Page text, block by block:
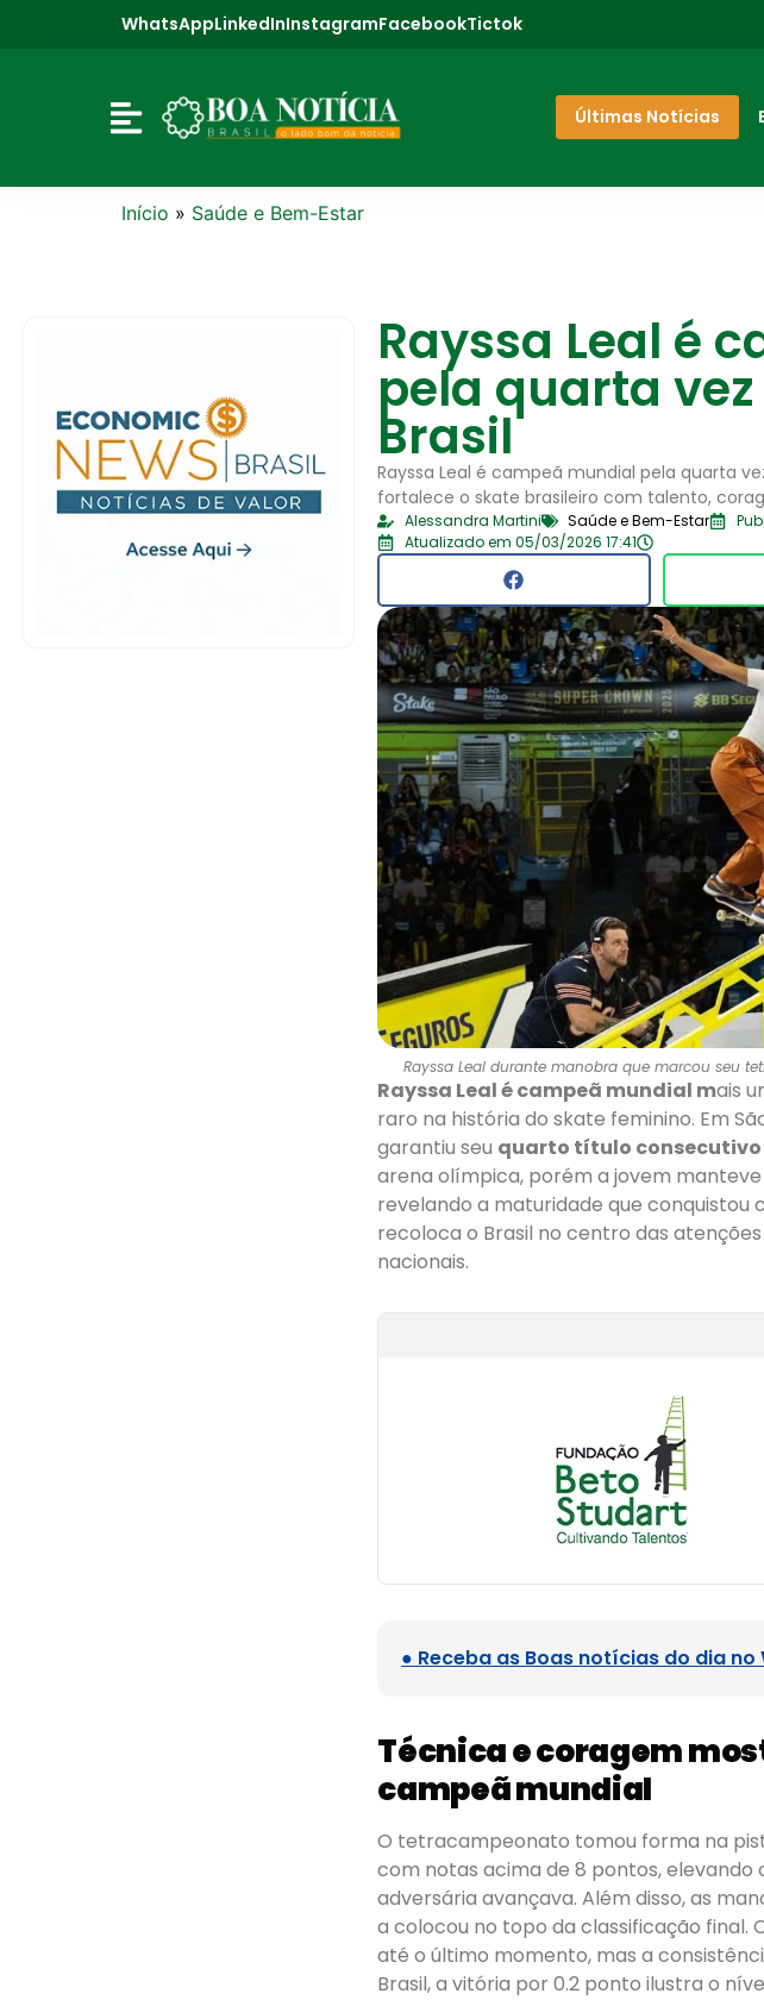
WhatsAppLinkedInInstagramFacebookTictok
Últimas Notícias
Início » Saúde e Bem-Estar
Rayssa Leal é
pela quarta
Brasil
Rayssa Leal é campeã mundial pela quarta
fortalece o skate brasileiro com talento,
Alessandra Martini Saúde e Bem-Estar
Atualizado em 05/03/2026 17:41
Rayssa Leal durante manobra que marcou seu
Rayssa Leal é campeã mundial mais
raro na história do skate feminino. Em
garantiu seu quarto título consecutivo
arena olímpica, porém a jovem
revelando a maturidade que conquistou
recoloca o Brasil no centro das
nacionais.
● Receba as Boas notícias do dia
Técnica e coragem
campeã mundial
O tetracampeonato tomou forma na
com notas acima de 8 pontos,
adversária avançava. Além disso, as
a colocou no topo da classificação final.
até o último momento, mas a
Brasil, a vitória por 0.2 ponto ilustra o